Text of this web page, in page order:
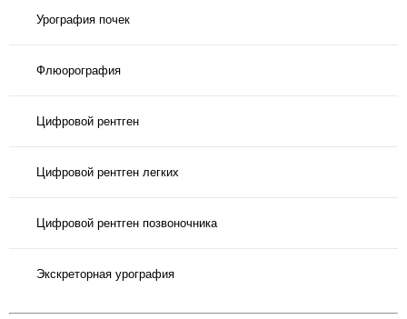
Урография почек
Флюорография
Цифровой рентген
Цифровой рентген легких
Цифровой рентген позвоночника
Экскреторная урография